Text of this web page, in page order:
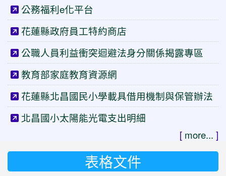
公務福利e化平台
花蓮縣政府員工特約商店
公職人員利益衝突迴避法身分關係揭露專區
教育部家庭教育資源網
花蓮縣北昌國民小學載具借用機制與保管辦法
北昌國小太陽能光電支出明細
[ more... ]
表格文件